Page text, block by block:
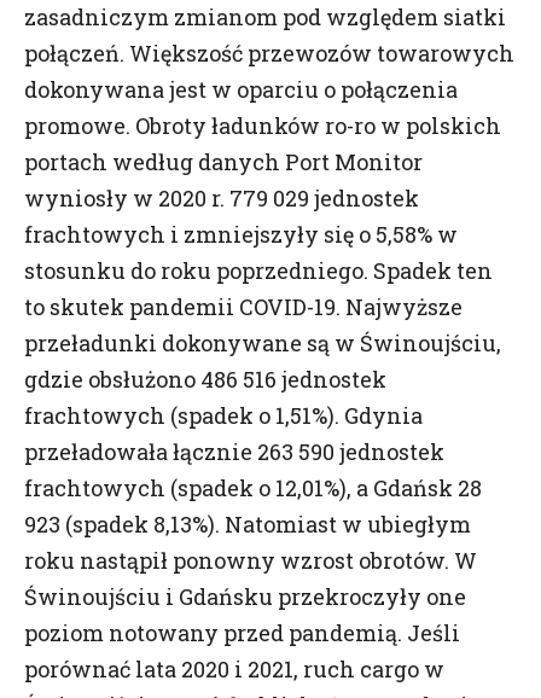
zasadniczym zmianom pod względem siatki
połączeń. Większość przewozów towarowych
dokonywana jest w oparciu o połączenia
promowe. Obroty ładunków ro-ro w polskich
portach według danych Port Monitor
wyniosły w 2020 r. 779 029 jednostek
frachtowych i zmniejszyły się o 5,58% w
stosunku do roku poprzedniego. Spadek ten
to skutek pandemii COVID-19. Najwyższe
przeładunki dokonywane są w Świnoujściu,
gdzie obsłużono 486 516 jednostek
frachtowych (spadek o 1,51%). Gdynia
przeładowała łącznie 263 590 jednostek
frachtowych (spadek o 12,01%), a Gdańsk 28
923 (spadek 8,13%). Natomiast w ubiegłym
roku nastąpił ponowny wzrost obrotów. W
Świnoujściu i Gdańsku przekroczyły one
poziom notowany przed pandemią. Jeśli
porównać lata 2020 i 2021, ruch cargo w
Drogi użytkowniku,
25 maja 2018 roku weszło w życie Rozporządzenie
Parlamentu Europejskiego i Rady(UE) 2016/679 z
dnia 27 kwietnia 2016 r. w sprawie ochrony osób
fizycznych w związku z przetwarzaniem danych
osobowych i w sprawie swobodnego przepływu
takich danych oraz uchylenia dyrektywy 95/46/WE
określane jako „RODO”, „ORODO”, „GDPR” lub „Ogólne
Rozporządzenie o Ochronie Danych”
W związku z tym informujemy cię o przetwarzaniu
twoich danych oraz zasadach na jakich będzie się to
odbywało po dniu 25 maja 2018 roku.
Jakich danych dotyczy zgoda?
Zgoda dotyczy danych, które są zbierane w ramach
korzystania przez Ciebie ze stron internetowych,
serwisów oraz innych funkcjonalności strony
Namiarów na Morze i Handel w tym zapisywanych
w plikach cookies.
Kto administruje twoje dane?
Administratorem twoich danych będzie wydawca
dwutygodnika Namiary na Morze i Handel, firma
Namiary Sp. z o.o., którego szczegółowe dane